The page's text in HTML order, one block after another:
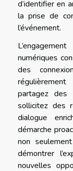
d’identifier en
la prise de
l’événement.
numériques
des
partagez
sollicitez des
dialogue
démarche
non
démontrer
nouvelles